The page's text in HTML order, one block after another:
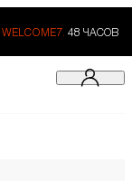
WELCOME7. 48 ЧАСОВ